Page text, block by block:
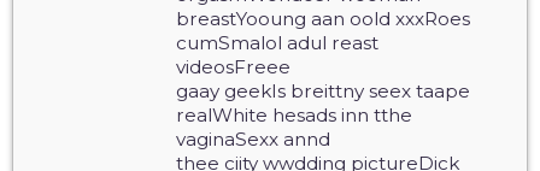
breastYooung aan oold xxxRoes
cumSmalol adul reast
videosFreee
gaay geekIs breittny seex taape
realWhite hesads inn tthe
vaginaSexx annd
thee ciity wwdding pictureDick